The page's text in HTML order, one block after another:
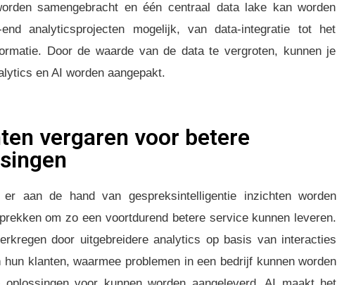
samengebracht en één centraal data lake kan worden
analyticsprojecten mogelijk, van data-integratie tot het
Door de waarde van de data te vergroten, kunnen je
en AI worden aangepakt.
vergaren voor betere
aan de hand van gespreksintelligentie inzichten worden
om zo een voortdurend betere service kunnen leveren.
door uitgebreidere analytics op basis van interacties
klanten, waarmee problemen in een bedrijf kunnen worden